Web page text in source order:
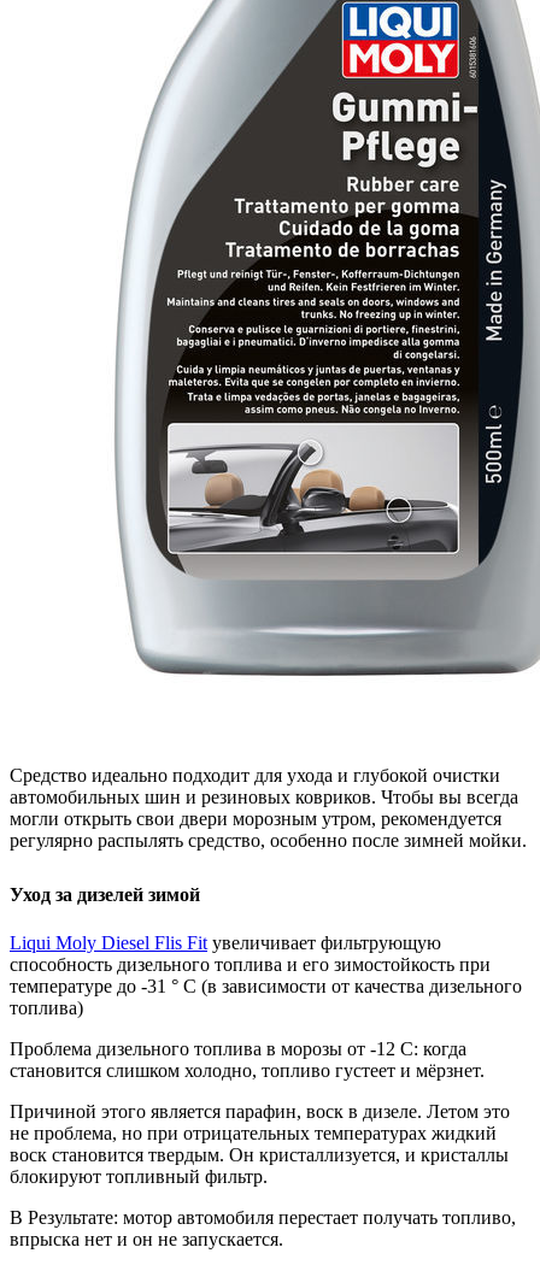
Средство идеально подходит для ухода и глубокой очистки
автомобильных шин и резиновых ковриков. Чтобы вы всегда
могли открыть свои двери морозным утром, рекомендуется
регулярно распылять средство, особенно после зимней мойки.
Уход за дизелей зимой
Liqui Moly Diesel Flis Fit увеличивает фильтрующую
способность дизельного топлива и его зимостойкость при
температуре до -31 ° C (в зависимости от качества дизельного
топлива)
Проблема дизельного топлива в морозы от -12 С: когда
становится слишком холодно, топливо густеет и мёрзнет.
Причиной этого является парафин, воск в дизеле. Летом это
не проблема, но при отрицательных температурах жидкий
воск становится твердым. Он кристаллизуется, и кристаллы
блокируют топливный фильтр.
В Результате: мотор автомобиля перестает получать топливо,
впрыска нет и он не запускается.